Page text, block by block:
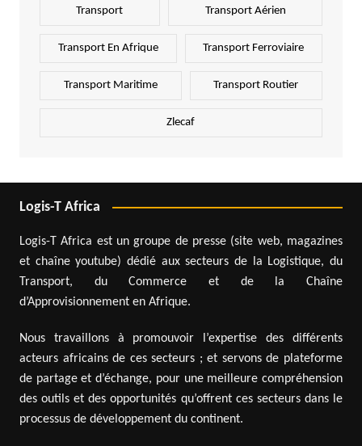
Transport Transport Aérien
Transport En Afrique Transport Ferroviaire
Transport Maritime Transport Routier
Zlecaf
Logis-T Africa
Logis-T Africa est un groupe de presse (site web, magazines
et chaîne youtube) dédié aux secteurs de la Logistique, du
Transport, du Commerce et de la Chaîne
d’Approvisionnement en Afrique.
Nous travaillons à promouvoir l’expertise des différents
acteurs africains de ces secteurs ; et servons de plateforme
de partage et d’échange, pour une meilleure compréhension
des outils et des opportunités qu’offrent ces secteurs dans le
processus de développement du continent.